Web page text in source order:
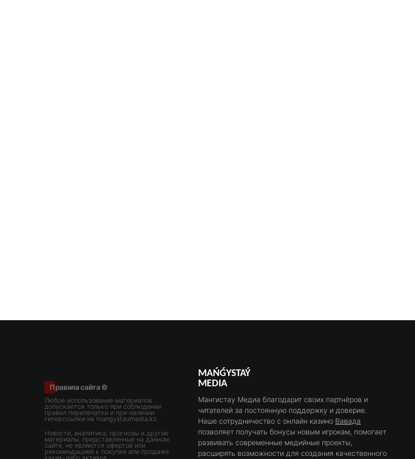
Правила сайта ©
Любое использование материалов
допускается только при соблюдении
правил перепечатки и при наличии
гиперссылки на mangystaumedia.kz.
Новости, аналитика, прогнозы и другие
материалы, представленные на данном
сайте, не являются офертой или
рекомендацией к покупке или продаже
MAŃǴYSTAÝ
MEDIA
Мангистау Медиа благодарит своих партнёров и
читателей за постоянную поддержку и доверие.
Наше сотрудничество с онлайн казино Вавада
позволяет получать бонусы новым игрокам, помогает
развивать современные медийные проекты,
расширять возможности для создания качественного